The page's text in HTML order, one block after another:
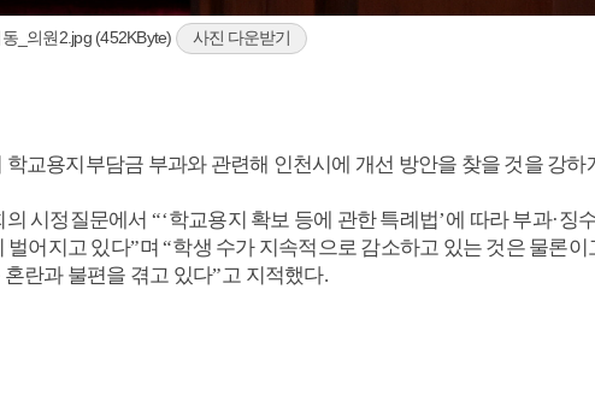
_의원2.jpg (452KByte) 사진 다운받기
학교용지부담금 부과와 관련해 인천시에 개선 방안을 찾을 것을 강하
의 시정질문에서 “‘학교용지 확보 등에 관한 특례법’에 따라 부과·징
벌어지고 있다”며“학생 수가 지속적으로 감소하고 있는 것은 물론이
란과 불편을 겪고 있다”고 지적했다.